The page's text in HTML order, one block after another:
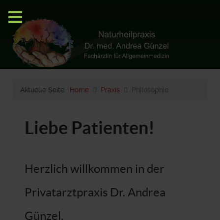
Aktuelle Seite: Home Praxis Philosophie
Liebe Patienten!
Herzlich willkommen in der
Privatarztpraxis Dr. Andrea
Günzel.